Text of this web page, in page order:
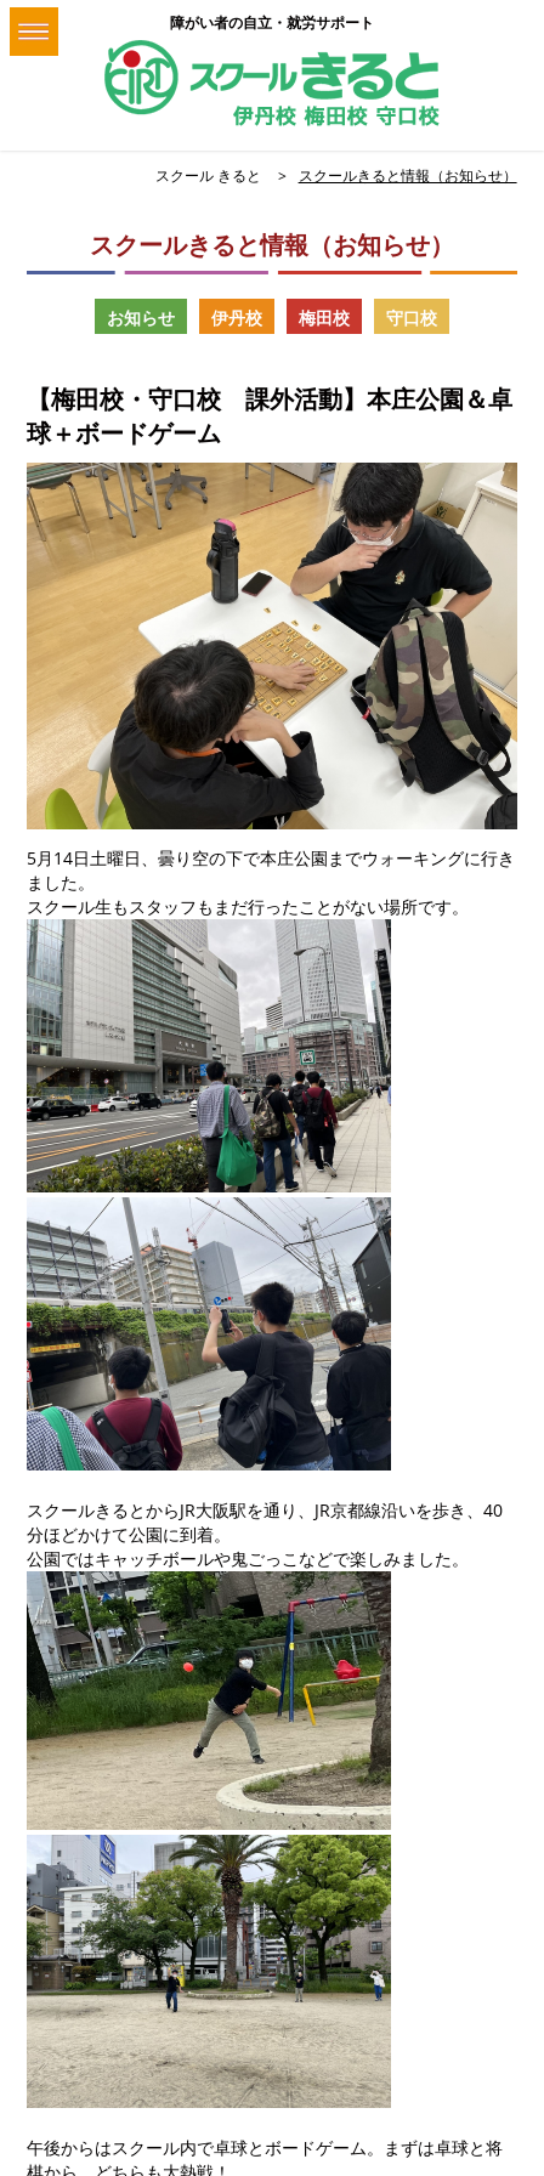
障がい者の自立・就労サポート
スクール きると スクールきると情報（お知らせ）
スクールきると情報（お知らせ）
お知らせ 伊丹校 梅田校 守口校
【梅田校・守口校 課外活動】本庄公園＆卓
球＋ボードゲーム
5月14日土曜日、曇り空の下で本庄公園までウォーキングに行き
ました。
スクール生もスタッフもまだ行ったことがない場所です。
スクールきるとからJR大阪駅を通り、JR京都線沿いを歩き、40
分ほどかけて公園に到着。
公園ではキャッチボールや鬼ごっこなどで楽しみました。
午後からはスクール内で卓球とボードゲーム。まずは卓球と将